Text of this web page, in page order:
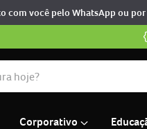
com você pelo WhatsApp ou
Corporativo